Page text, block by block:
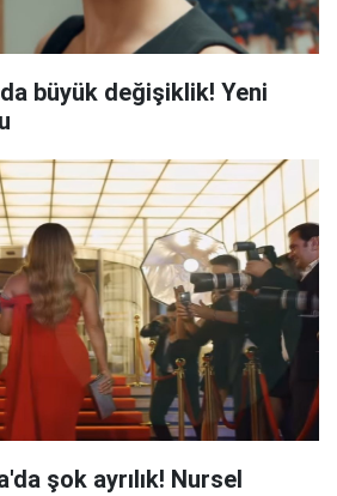
büyük değişiklik! Yeni
şok ayrılık! Nursel